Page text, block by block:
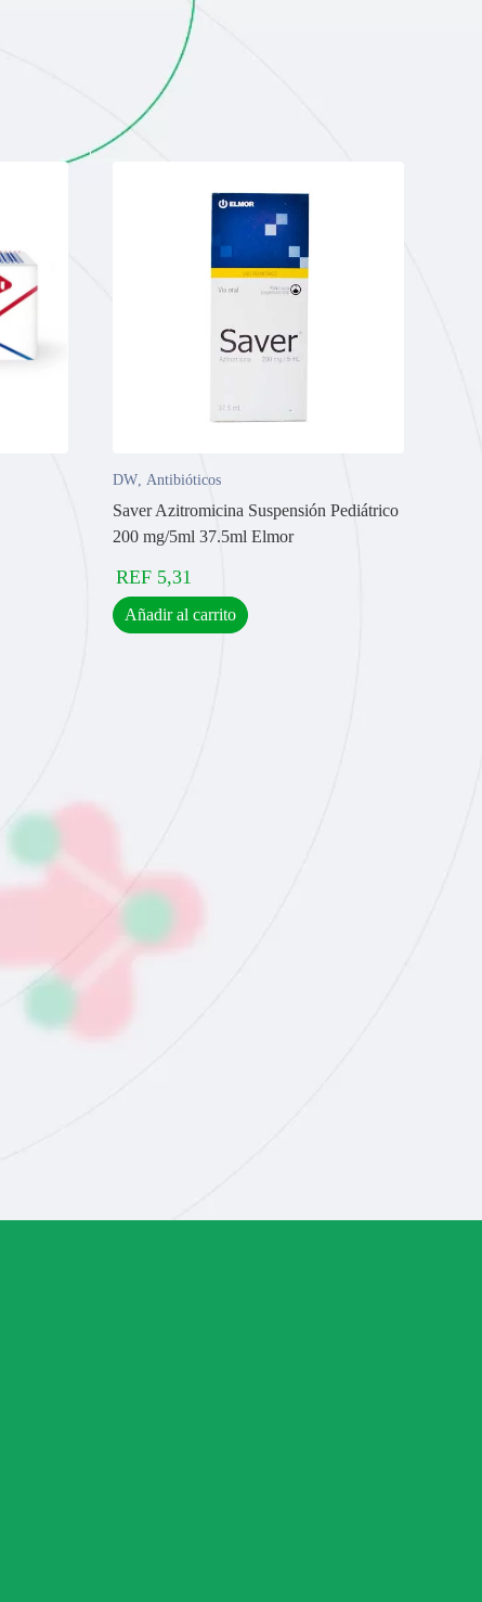
DW, Antibióticos
Saver Azitromicina Suspensión Pediátrico
200 mg/5ml 37.5ml Elmor
REF 5,31
Añadir al carrito